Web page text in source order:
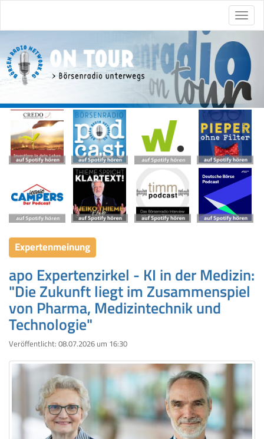
Expertenmeinung
apo Expertenzirkel - KI in der Medizin:
"Die Zukunft liegt im Zusammenspiel
von Pharma, Medizintechnik und
Technologie"
Veröffentlicht: 08.07.2026 um 16:30